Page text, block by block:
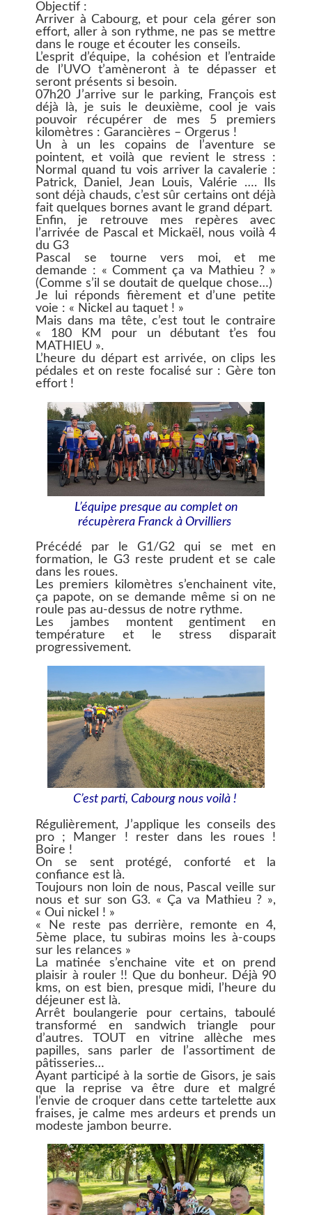
Objectif :
Arriver à Cabourg, et pour cela gérer son
effort, aller à son rythme, ne pas se mettre
dans le rouge et écouter les conseils.
L’esprit d’équipe, la cohésion et l’entraide
de l’UVO t’amèneront à te dépasser et
seront présents si besoin.
07h20 J’arrive sur le parking, François est
déjà là, je suis le deuxième, cool je vais
pouvoir récupérer de mes 5 premiers
kilomètres : Garancières – Orgerus !
Un à un les copains de l’aventure se
pointent, et voilà que revient le stress :
Normal quand tu vois arriver la cavalerie :
Patrick, Daniel, Jean Louis, Valérie …. Ils
sont déjà chauds, c’est sûr certains ont déjà
fait quelques bornes avant le grand départ.
Enfin, je retrouve mes repères avec
l’arrivée de Pascal et Mickaël, nous voilà 4
du G3
Pascal se tourne vers moi, et me
demande : « Comment ça va Mathieu ? »
(Comme s’il se doutait de quelque chose…)
Je lui réponds fièrement et d’une petite
voie : « Nickel au taquet ! »
Mais dans ma tête, c’est tout le contraire
« 180 KM pour un débutant t’es fou
MATHIEU ».
L’heure du départ est arrivée, on clips les
pédales et on reste focalisé sur : Gère ton
effort !
L’équipe presque au complet on
récupèrera Franck à Orvilliers
Précédé par le G1/G2 qui se met en
formation, le G3 reste prudent et se cale
dans les roues.
Les premiers kilomètres s’enchainent vite,
ça papote, on se demande même si on ne
roule pas au-dessus de notre rythme.
Les jambes montent gentiment en
température et le stress disparait
progressivement.
C’est parti, Cabourg nous voilà !
Régulièrement, J’applique les conseils des
pro ; Manger ! rester dans les roues !
Boire !
On se sent protégé, conforté et la
confiance est là.
Toujours non loin de nous, Pascal veille sur
nous et sur son G3. « Ça va Mathieu ? »,
« Oui nickel ! »
« Ne reste pas derrière, remonte en 4,
5ème place, tu subiras moins les à-coups
sur les relances »
La matinée s’enchaine vite et on prend
plaisir à rouler !! Que du bonheur. Déjà 90
kms, on est bien, presque midi, l’heure du
déjeuner est là.
Arrêt boulangerie pour certains, taboulé
transformé en sandwich triangle pour
d’autres. TOUT en vitrine allèche mes
papilles, sans parler de l’assortiment de
pâtisseries…
Ayant participé à la sortie de Gisors, je sais
que la reprise va être dure et malgré
l’envie de croquer dans cette tartelette aux
fraises, je calme mes ardeurs et prends un
modeste jambon beurre.